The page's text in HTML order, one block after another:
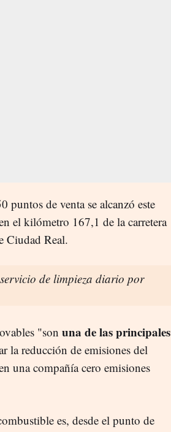
de venta se alcanzó este
el kilómetro 167,1 de la carretera
Ciudad Real.
de limpieza diario por
"son una de las principales
la reducción de emisiones del
una compañía cero emisiones
es, desde el punto de